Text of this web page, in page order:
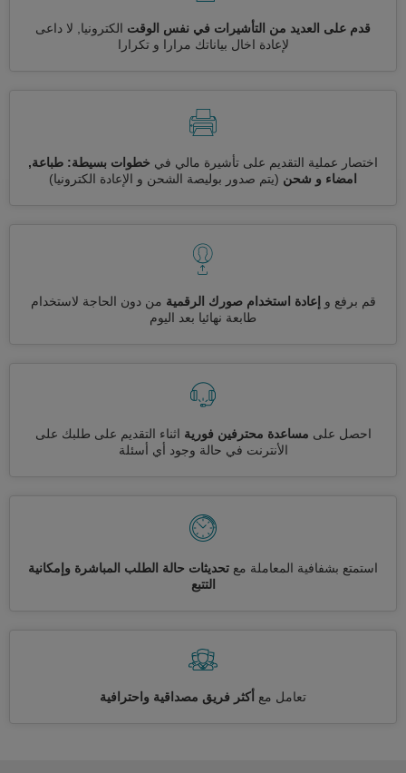
قدم على العديد من التأشيرات في نفس الوقت الكترونيا, لا داعى
لإعادة اخال بياناتك مرارا و تكرارا
اختصار عملية التقديم على تأشيرة مالي في خطوات بسيطة: طباعة,
امضاء و شحن (يتم صدور بوليصة الشحن و الإعادة الكترونيا)
قم برفع و إعادة استخدام صورك الرقمية من دون الحاجة لاستخدام
طابعة نهائيا بعد اليوم
احصل على مساعدة محترفين فورية اثناء التقديم على طلبك على
الأنترنت في حالة وجود أي أسئلة
استمتع بشفافية المعاملة مع تحديثات حالة الطلب المباشرة وإمكانية
التتبع
تعامل مع أكثر فريق مصداقية واحترافية